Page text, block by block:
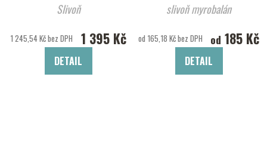
Slivoň
1 245,54 Kč bez DPH 1 395 Kč
DETAIL
slivoň myrobalán
od 165,18 Kč bez DPH od 185 Kč
DETAIL